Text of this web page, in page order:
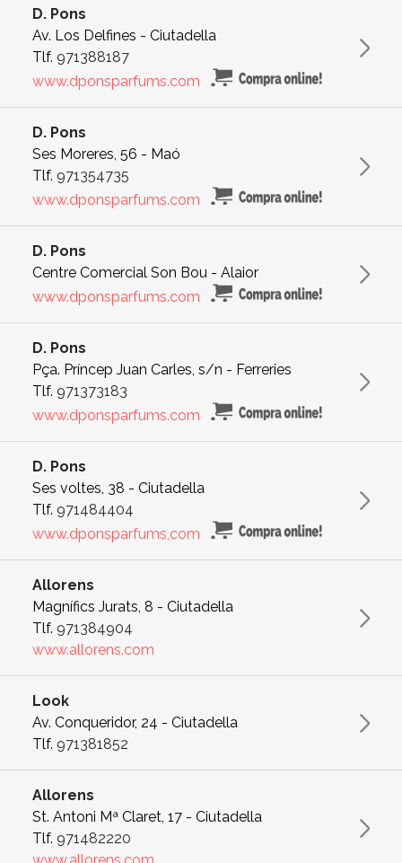
D. Pons
Av. Los Delfines - Ciutadella
Tlf. 971388187
www.dponsparfums.com
D. Pons
Ses Moreres, 56 - Maó
Tlf. 971354735
www.dponsparfums.com
D. Pons
Centre Comercial Son Bou - Alaior
www.dponsparfums.com
D. Pons
Pça. Príncep Juan Carles, s/n - Ferreries
Tlf. 971373183
www.dponsparfums.com
D. Pons
Ses voltes, 38 - Ciutadella
Tlf. 971484404
www.dponsparfums,com
Allorens
Magnífics Jurats, 8 - Ciutadella
Tlf. 971384904
www.allorens.com
Look
Av. Conqueridor, 24 - Ciutadella
Tlf. 971381852
Allorens
St. Antoni Mª Claret, 17 - Ciutadella
Tlf. 971482220